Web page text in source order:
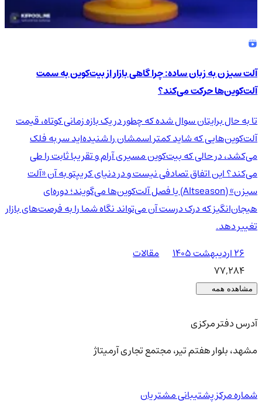
آلت سیزن به زبان ساده: چرا گاهی بازار از بیت‌کوین به سمت
آلت‌کوین‌ها حرکت می‌کند؟
تا به حال برایتان سوال شده که چطور در یک بازه زمانی کوتاه، قیمت
آلت‌کوین‌هایی که شاید کمتر اسمشان را شنیده‌اید سر به فلک
می‌کشد، در حالی که بیت‌کوین مسیری آرام و تقریبا ثابت را طی
می‌کند؟ این اتفاق تصادفی نیست و در دنیای کریپتو به آن «آلت
سیزن» (Altseason) یا فصل آلت‌کوین‌ها می‌گویند؛ دوره‌ای
هیجان‌انگیز که درک درست آن می‌تواند نگاه شما را به فرصت‌های بازار
تغییر دهد.
۲۶ اردیبهشت ۱۴۰۵
مقالات
77,284
مشاهده همه
آدرس دفتر مرکزی
مشهد، بلوار هفتم تیر، مجتمع تجاری آرمیتاژ
شماره مرکز پشتیبانی مشتریان